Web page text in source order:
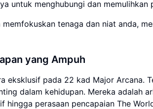
untuk menghubungi dan memulihkan
tenaga dan niat anda,
yang Ampuh
eksklusif pada 22 kad Major Arcana.
dalam kehidupan. Mereka adalah
hingga perasaan pencapaian The